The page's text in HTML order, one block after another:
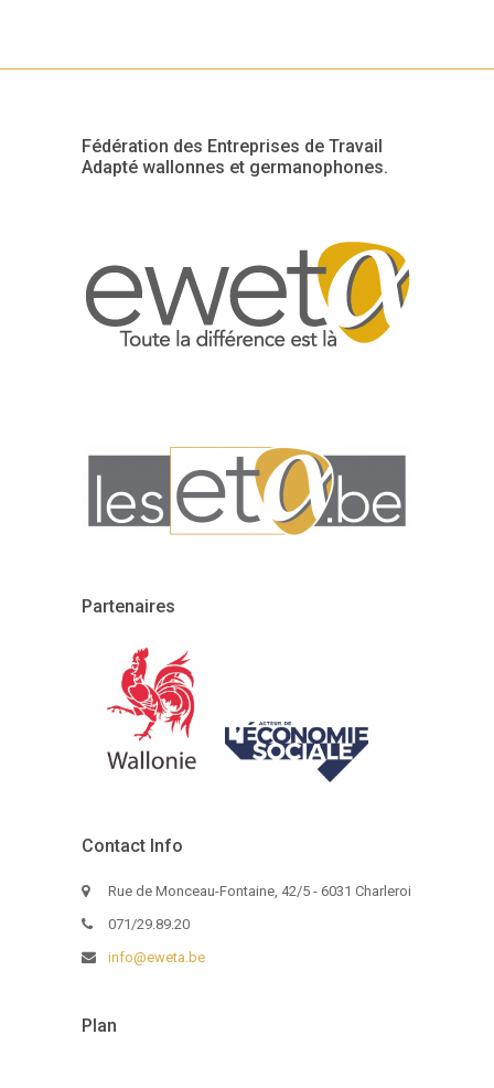
Fédération des Entreprises de Travail
Adapté wallonnes et germanophones.
Partenaires
Contact Info
Rue de Monceau-Fontaine, 42/5 - 6031 Charleroi
071/29.89.20
info@eweta.be
Plan